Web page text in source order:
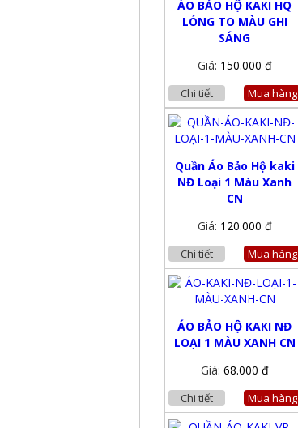
ÁO BẢO HỘ KAKI HQ
LÓNG TO MÀU GHI
SÁNG
Giá: 150.000 đ
Chi tiết Mua hàng
Quần Áo Bảo Hộ kaki
NĐ Loại 1 Màu Xanh
CN
Giá: 120.000 đ
Chi tiết Mua hàng
ÁO BẢO HỘ KAKI NĐ
LOẠI 1 MÀU XANH CN
Giá: 68.000 đ
Chi tiết Mua hàng